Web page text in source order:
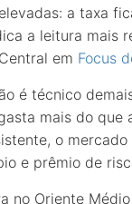
a taxa
a leitura mais
em Focus
é técnico
mais do que
o
e prêmio de
no Oriente